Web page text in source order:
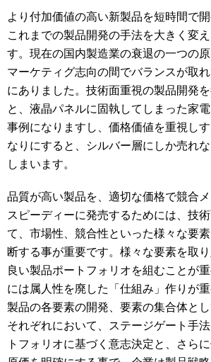
より付加価値の高い新製品を短時間で開
これまでの製品開発の手法を大きく変
す。現在の国内製造業の衰退の一つの
マーケティグ志向の間でバランスが取
にありました。技術面重視の製品開発
と、液晶パネルに固執してしまった家
事例になりますし、価格価値を重視し
なりにすると、シルバー層にしか売れ
しまいます。
品質が高い製品を、適切な価格で競合
スピーディーに発売するためには、技
て、市場性、競合性といった様々な要
断する事が重要です。様々な要素を取
良い製品ポートフォリオを組むことが
には属人性を廃した「仕組み」作りが
製品の各要素の開発、要素の集合体とし
それぞれにおいて、ステージゲート手
トフォリオに基づく意志決定と、さら